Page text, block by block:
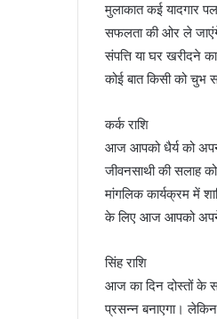
मुलाकात कई यादगार
सफलता की ओर ले
संपत्ति या घर खरीदने
कोई बात किसी को चुभ
कर्क राशि
आज आपको धैर्य को
जीवनसाथी की सलाह
मांगलिक कार्यक्रम में
के लिए आज आपको अपने
सिंह राशि
आज का दिन दोस्तों के
प्रसन्न बनाएगा।